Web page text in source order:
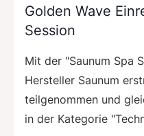
Golden Wave
Session
Mit der "Saunum Spa
Hersteller Saunum
teilgenommen und
in der Kategorie